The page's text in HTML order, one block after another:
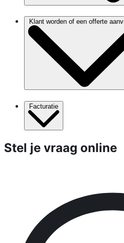
Klant worden of een offerte
Facturatie
Stel je vraag online